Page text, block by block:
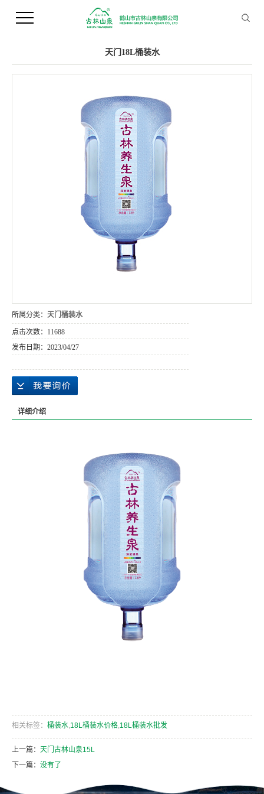
您当前的位置 ： 首 页>>产品中心>>桶装水
天门18L桶装水
所属分类： 天门桶装水
点击次数： 11688
发布日期： 2023/04/27
详细介绍
相关标签： 桶装水,18L桶装水价格,18L桶装水批发
上一篇： 天门古林山泉15L
下一篇： 没有了